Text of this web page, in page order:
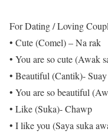
For Dating / Loving
• Cute (Comel) – Na rak
• You are so cute (Awak
• Beautiful (Cantik)- Suay
• You are so beautiful
• Like (Suka)- Chawp
• I like you (Saya suka